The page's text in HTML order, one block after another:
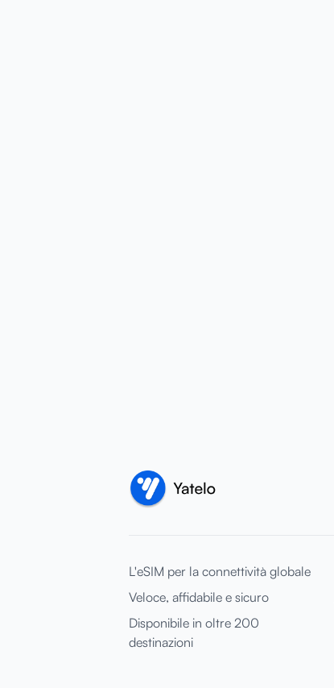
L'eSIM per la connettività globale
Veloce, affidabile e sicuro
Disponibile in oltre 200
destinazioni